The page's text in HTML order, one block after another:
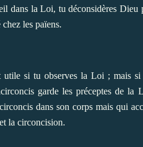
dans la Loi, tu déconsidères Dieu
les païens.
utile si tu observes la Loi ; mais
garde les préceptes de
dans son corps mais qui
la circoncision.